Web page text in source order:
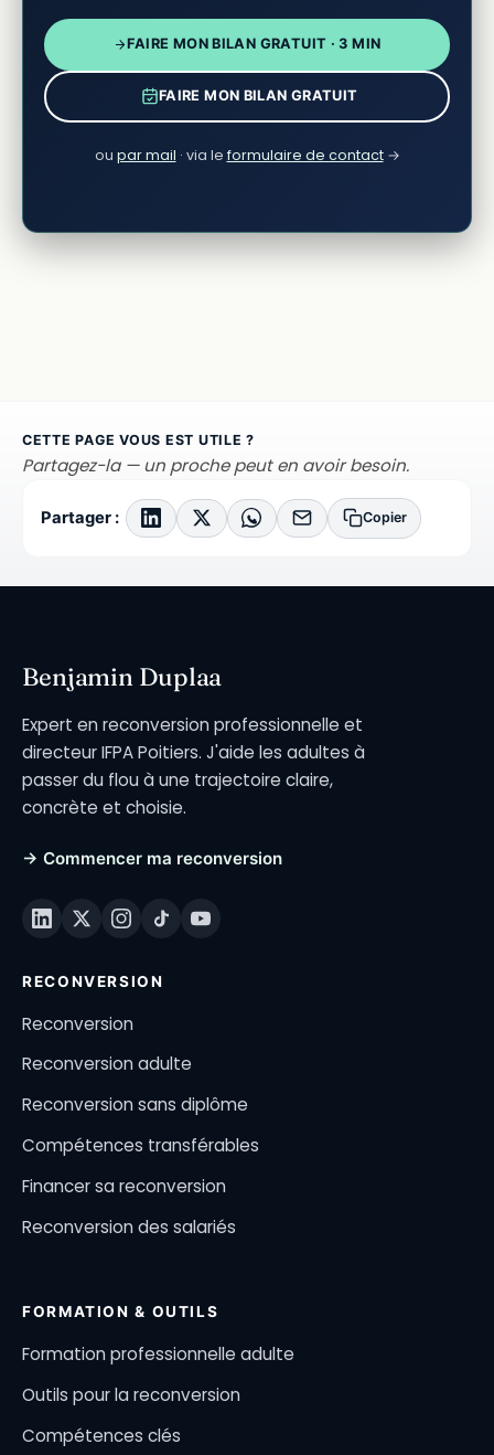
FAIRE MON BILAN GRATUIT · 3 MIN
FAIRE MON BILAN GRATUIT
ou par mail · via le formulaire de contact→
CETTE PAGE VOUS EST UTILE ?
Partagez-la — un proche peut en avoir besoin.
Partager : Copier
Benjamin Duplaa
Expert en reconversion professionnelle et
directeur IFPA Poitiers. J'aide les adultes à
passer du flou à une trajectoire claire,
concrète et choisie.
→ Commencer ma reconversion
RECONVERSION
Reconversion
Reconversion adulte
Reconversion sans diplôme
Compétences transférables
Financer sa reconversion
Reconversion des salariés
FORMATION & OUTILS
Formation professionnelle adulte
Outils pour la reconversion
Compétences clés